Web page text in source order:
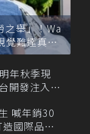
之舉」！Wa
覺難達真正
年秋季現
開發注入80
喊年銷30
國際品牌